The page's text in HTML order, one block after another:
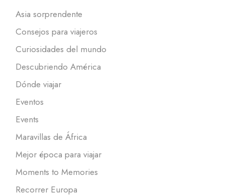
Asia sorprendente
Consejos para viajeros
Curiosidades del mundo
Descubriendo América
Dónde viajar
Eventos
Events
Maravillas de África
Mejor época para viajar
Moments to Memories
Recorrer Europa